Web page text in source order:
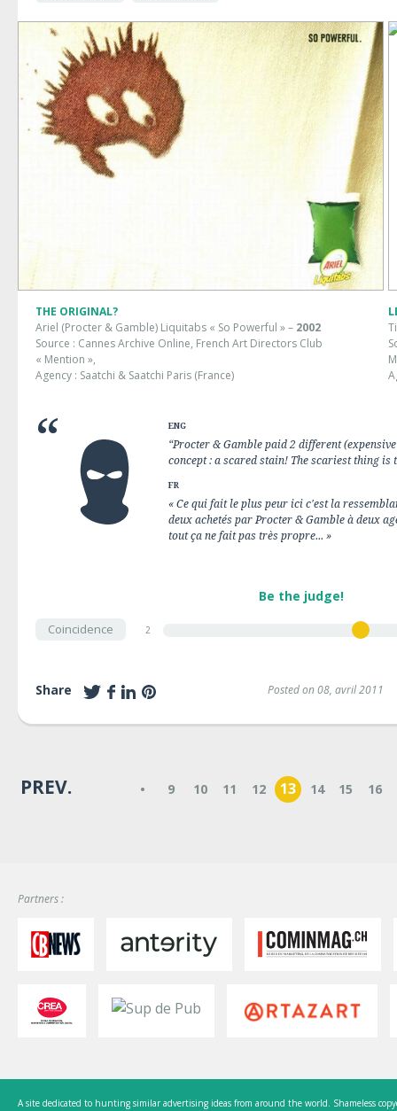
THE ORIGINAL?
Ariel (Procter & Gamble) Liquitabs « So Powerful » – 2002
Source : Cannes Archive Online, French Art Directors Club
« Mention »,
Agency : Saatchi & Saatchi Paris (France)
ENG
“Procter & Gamble paid 2 different
concept : a scared stain! The scariest thing
FR
« Ce qui fait le plus peur ici c'est la
deux achetés par Procter & Gamble à deux
tout ça ne fait pas très propre... »
Be the judge!
Coincidence 2
Share Posted on 08, avril 2011
PREV. • 9 10 11 12 13 14 15 16
Partners :
A site dedicated to hunting similar advertising ideas from around the world. Shameless